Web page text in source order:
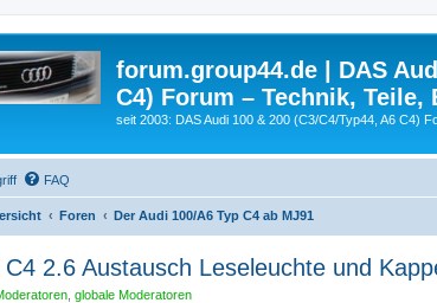
forum.group44.de | DAS
C4) Forum – Technik, Teile,
seit 2003: DAS Audi 100 & 200 (C3/C4/Typ44, A6 C4)
FAQ
Foren Der Audi 100/A6 Typ C4 ab MJ91
2.6 Austausch Leseleuchte und
globale Moderatoren